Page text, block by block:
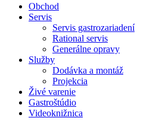
Obchod
Servis
Servis gastrozariadení
Rational servis
Generálne opravy
Služby
Dodávka a montáž
Projekcia
Živé varenie
Gastroštúdio
Videoknižnica